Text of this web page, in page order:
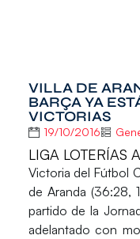
VILLA DE
BARÇA YA
VICTORIAS
19/10/2016
LIGA LOTERÍAS
Victoria del Fútbol
de Aranda (36:28,
partido de la
adelantado con